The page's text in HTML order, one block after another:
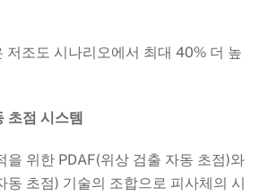
저조도 시나리오에서 최대 40% 더 높
초점 시스템
을 위한 PDAF(위상 검출 자동 초점)와
동 초점) 기술의 조합으로 피사체의 시